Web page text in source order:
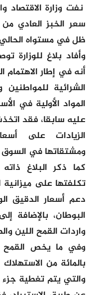
نفت وزارة
سعر الخبز العادي
ظل في مستواه الحالي أي 1.2 درهم
وأفاد بلاغ للوزارة
أنه في إطار الاهتمام
الشرائية
المواد الأولية في
عليه سابقا، فقد
الزيادات على
ومشتقاتها في السوق
كما ذكر البلاغ
تكلفتها على
دعم أسعار الدقيق
البوطان، بالإضافة
واردات القمح اللين
بالمائة من
والتي يتم تغطية جزء